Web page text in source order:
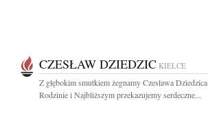
CZESŁAW DZIEDZIC KIELCE
Z głębokim smutkiem żegnamy Czesława Dziedzica
Rodzinie i Najbliższym przekazujemy serdeczne...